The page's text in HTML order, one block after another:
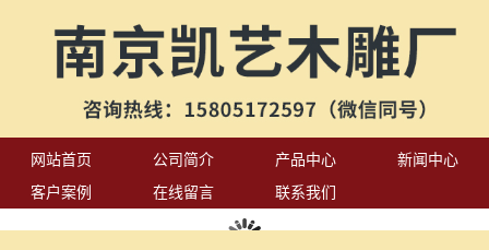
网站首页 公司简介 产品中心
新闻中心
客户案例
在线留言 联系我们